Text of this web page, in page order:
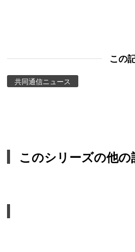
この
共同通信ニュース
このシリーズの他の